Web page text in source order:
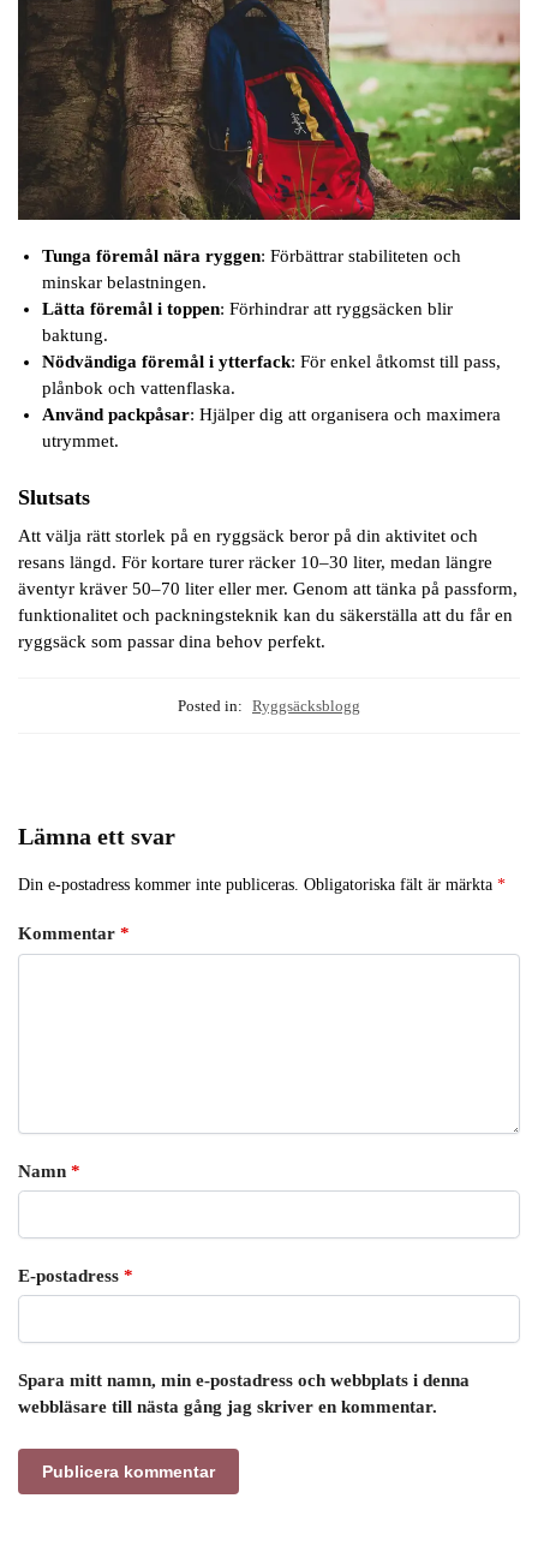
Tunga föremål nära ryggen: Förbättrar stabiliteten och
minskar belastningen.
Lätta föremål i toppen: Förhindrar att ryggsäcken blir
baktung.
Nödvändiga föremål i ytterfack: För enkel åtkomst till pass,
plånbok och vattenflaska.
Använd packpåsar: Hjälper dig att organisera och maximera
utrymmet.
Slutsats
Att välja rätt storlek på en ryggsäck beror på din aktivitet och
resans längd. För kortare turer räcker 10–30 liter, medan längre
äventyr kräver 50–70 liter eller mer. Genom att tänka på passform,
funktionalitet och packningsteknik kan du säkerställa att du får en
ryggsäck som passar dina behov perfekt.
Posted in: Ryggsäcksblogg
Lämna ett svar
Din e-postadress kommer inte publiceras. Obligatoriska fält är märkta *
Kommentar *
Namn *
E-postadress *
Spara mitt namn, min e-postadress och webbplats i denna
webbläsare till nästa gång jag skriver en kommentar.